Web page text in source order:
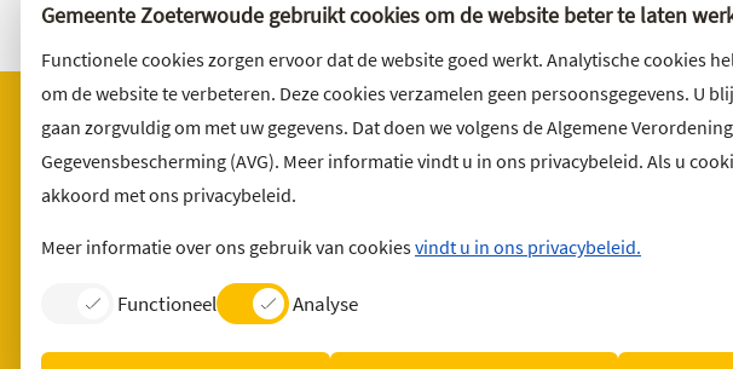
Gemeente Zoeterwoude gebruikt cookies om de website beter te laten
Functionele cookies zorgen ervoor dat de website goed werkt. Analytische cookies
om de website te verbeteren. Deze cookies verzamelen geen persoonsgegevens. U
gaan zorgvuldig om met uw gegevens. Dat doen we volgens de Algemene Verordening
Gegevensbescherming (AVG). Meer informatie vindt u in ons privacybeleid. Als u
akkoord met ons privacybeleid.
Meer informatie over ons gebruik van cookiesvindt u in ons privacybeleid.
Functioneel Analyse
Bezoekadres
Noordbuurtseweg 27
2381 ET Zoeterwoude
Wilt u niets missen?
en volg ons ook op social media.